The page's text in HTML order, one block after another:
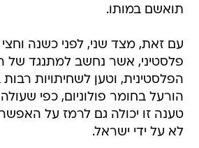
תואשם במותו.
עם זאת, מצד שני, לפני כשנה וחצי
פלסטיני, אשר נחשב למתנגד של
הפלסטינית, וטען לשחיתויות
הורעל בחומר פולוניום, כפי
טענה זו יכולה גם לרמז על
לא על ידי ישראל.